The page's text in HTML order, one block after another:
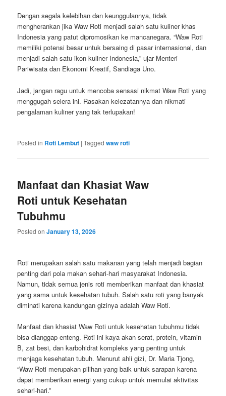
Dengan segala kelebihan dan keunggulannya, tidak
mengherankan jika Waw Roti menjadi salah satu kuliner khas
Indonesia yang patut dipromosikan ke mancanegara. “Waw Roti
memiliki potensi besar untuk bersaing di pasar internasional, dan
menjadi salah satu ikon kuliner Indonesia,” ujar Menteri
Pariwisata dan Ekonomi Kreatif, Sandiaga Uno.
Jadi, jangan ragu untuk mencoba sensasi nikmat Waw Roti yang
menggugah selera ini. Rasakan kelezatannya dan nikmati
pengalaman kuliner yang tak terlupakan!
Posted in Roti Lembut |Tagged waw roti
Manfaat dan Khasiat Waw
Roti untuk Kesehatan
Tubuhmu
Posted onJanuary 13, 2026
Roti merupakan salah satu makanan yang telah menjadi bagian
penting dari pola makan sehari-hari masyarakat Indonesia.
Namun, tidak semua jenis roti memberikan manfaat dan khasiat
yang sama untuk kesehatan tubuh. Salah satu roti yang banyak
diminati karena kandungan gizinya adalah Waw Roti.
Manfaat dan khasiat Waw Roti untuk kesehatan tubuhmu tidak
bisa dianggap enteng. Roti ini kaya akan serat, protein, vitamin
B, zat besi, dan karbohidrat kompleks yang penting untuk
menjaga kesehatan tubuh. Menurut ahli gizi, Dr. Maria Tjong,
“Waw Roti merupakan pilihan yang baik untuk sarapan karena
dapat memberikan energi yang cukup untuk memulai aktivitas
sehari-hari.”